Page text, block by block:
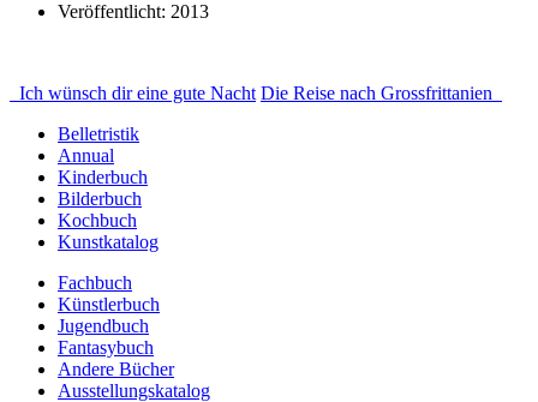
Veröffentlicht: 2013
Ich wünsch dir eine gute Nacht Die Reise nach Grossfrittanien
Belletristik
Annual
Kinderbuch
Bilderbuch
Kochbuch
Kunstkatalog
Fachbuch
Künstlerbuch
Jugendbuch
Fantasybuch
Andere Bücher
Ausstellungskatalog